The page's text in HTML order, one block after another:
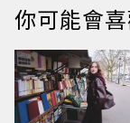
你可能會